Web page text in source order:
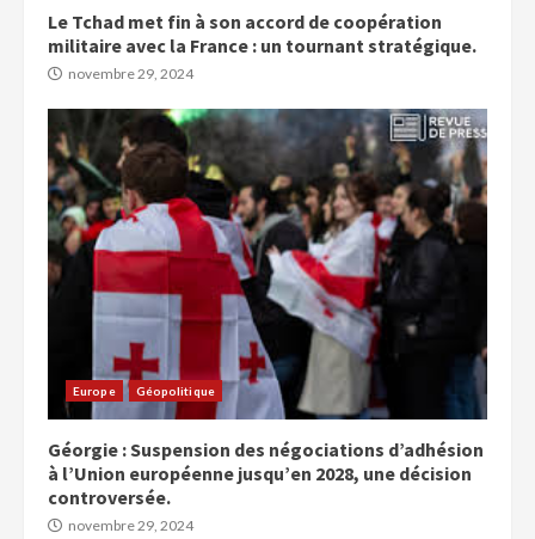
Le Tchad met fin à son accord de coopération
militaire avec la France : un tournant stratégique.
novembre 29, 2024
Europe Géopolitique
Géorgie : Suspension des négociations d’adhésion
à l’Union européenne jusqu’en 2028, une décision
controversée.
novembre 29, 2024